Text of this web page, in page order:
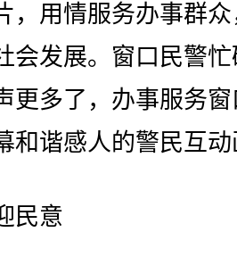
，用情服务办事群
会发展。窗口民警
更多了，办事服务
和谐感人的警民互
意